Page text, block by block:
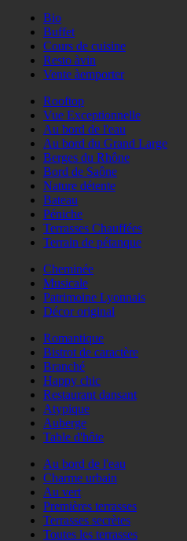
Bio
Buffet
Cours de cuisine
Resto àvin
Vente àemporter
Rooftop
Vue Exceptionnelle
Au bord de l'eau
Au bord du Grand Large
Berges du Rhône
Bord de Saône
Nature détente
Bateau
Péniche
Terrasses Chauffées
Terrain de pétanque
Cheminée
Musicale
Patrimoine Lyonnais
Décor original
Romantique
Bistrot de caractère
Branché
Happy chic
Restaurant dansant
Atypique
Auberge
Table d'hôte
Au bord de l'eau
Charme urbain
Au vert
Premières terrasses
Terrasses secrètes
Toutes les terrasses